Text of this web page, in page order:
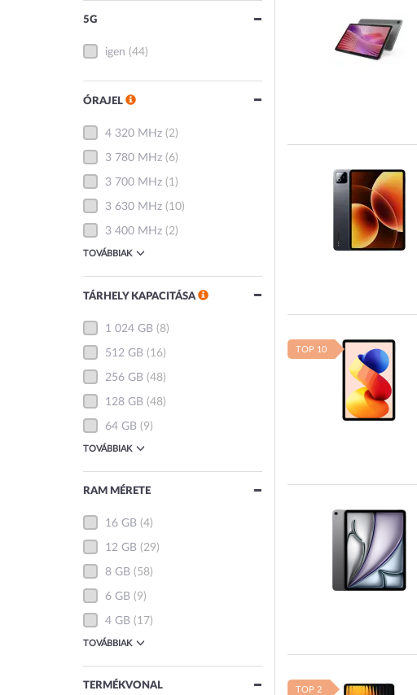
5G
igen (44)
ÓRAJEL
4 320 MHz (2)
3 780 MHz (6)
3 700 MHz (1)
3 630 MHz (10)
3 400 MHz (2)
TOVÁBBIAK
TÁRHELY KAPACITÁSA
1 024 GB (8)
512 GB (16)
256 GB (48)
128 GB (48)
64 GB (9)
TOVÁBBIAK
RAM MÉRETE
16 GB (4)
12 GB (29)
8 GB (58)
6 GB (9)
4 GB (17)
TOVÁBBIAK
TERMÉKVONAL
TOP 10
TOP 2